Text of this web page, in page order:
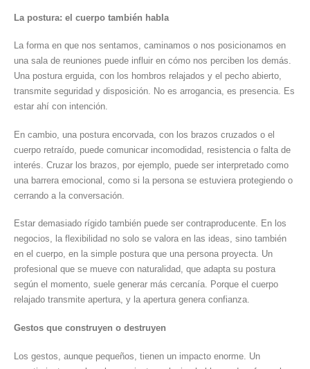
La postura: el cuerpo también habla
La forma en que nos sentamos, caminamos o nos posicionamos en
una sala de reuniones puede influir en cómo nos perciben los demás.
Una postura erguida, con los hombros relajados y el pecho abierto,
transmite seguridad y disposición. No es arrogancia, es presencia. Es
estar ahí con intención.
En cambio, una postura encorvada, con los brazos cruzados o el
cuerpo retraído, puede comunicar incomodidad, resistencia o falta de
interés. Cruzar los brazos, por ejemplo, puede ser interpretado como
una barrera emocional, como si la persona se estuviera protegiendo o
cerrando a la conversación.
Estar demasiado rígido también puede ser contraproducente. En los
negocios, la flexibilidad no solo se valora en las ideas, sino también
en el cuerpo, en la simple postura que una persona proyecta. Un
profesional que se mueve con naturalidad, que adapta su postura
según el momento, suele generar más cercanía. Porque el cuerpo
relajado transmite apertura, y la apertura genera confianza.
Gestos que construyen o destruyen
Los gestos, aunque pequeños, tienen un impacto enorme. Un